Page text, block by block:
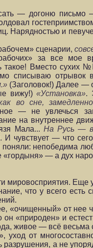
— догоню письмо
Нарядностью и
сценарии,
за все
такое! Вместо сухих
списываю
(Заголовок!) Далее —
вижу!) «Установка».
во сне,
— не увлечься
на внутреннее
Мала... На Русь —
И чувствует — что
поняли: непобедима
«гордыня» — а дух
мировосприятия. Еще
что у всего есть
«очищенный» от нее
он «природен» и
живое — всё
уход от
разрушения, а не